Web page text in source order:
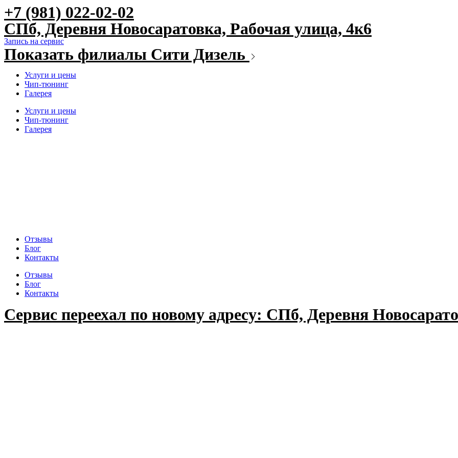
Перейти
к
содержимому
+7 (981) 022-02-02
СПб, Деревня Новосаратовка, Рабочая улица, 4к6
Запись на сервис
Показать филиалы Сити Дизель
Услуги и цены
Чип-тюнинг
Галерея
Услуги и цены
Чип-тюнинг
Галерея
Отзывы
Блог
Контакты
Отзывы
Блог
Контакты
Сервис переехал по новому адресу: СПб, Деревня